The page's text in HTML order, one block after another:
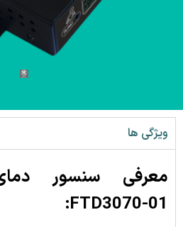
ویژگی ها
FTD3070-01: